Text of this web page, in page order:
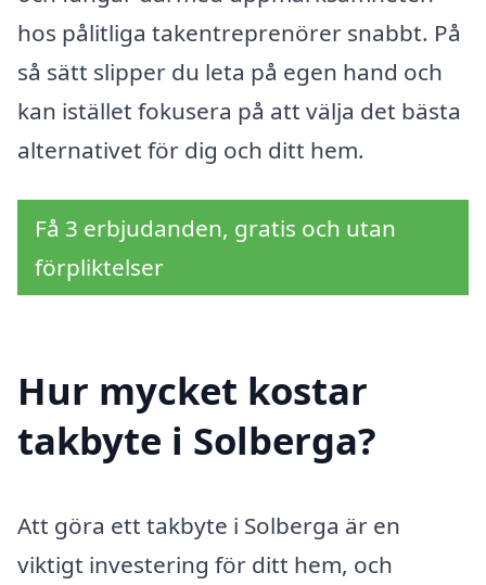
hos pålitliga takentreprenörer snabbt. På
så sätt slipper du leta på egen hand och
kan istället fokusera på att välja det bästa
alternativet för dig och ditt hem.
Få 3 erbjudanden, gratis och utan
förpliktelser
Hur mycket kostar
takbyte i Solberga?
Att göra ett takbyte i Solberga är en
viktigt investering för ditt hem, och